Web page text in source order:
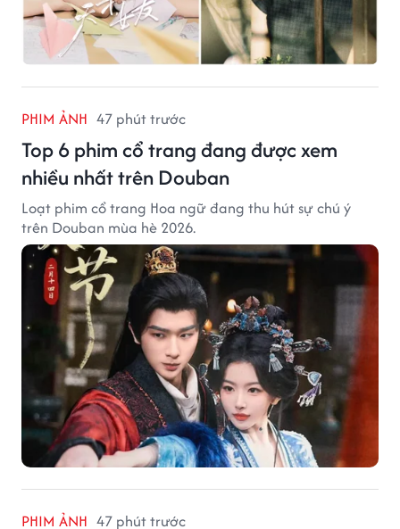
PHIM ẢNH 47 phút trước
Top 6 phim cổ trang đang được xem
nhiều nhất trên Douban
Loạt phim cổ trang Hoa ngữ đang thu hút sự chú ý
trên Douban mùa hè 2026.
PHIM ẢNH 47 phút trước